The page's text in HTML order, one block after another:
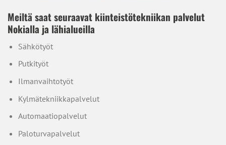
Meiltä saat seuraavat kiinteistötekniikan palvelut
Nokialla ja lähialueilla
Sähkötyöt
Putkityöt
Ilmanvaihtotyöt
Kylmätekniikkapalvelut
Automaatiopalvelut
Paloturvapalvelut